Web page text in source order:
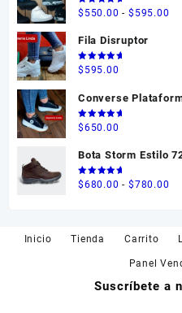
Valorado
en 5.00
$ 550.00 - $ 595.00
Fila Disruptor
Valorado
en 5.00
$ 595.00
Converse
Valorado
en 5.00
$650.00
Bota Storm Estilo
Valorado
en 5.00
$680.00 - $780.00
Inicio Tienda Carrito
Panel
Suscríbete a